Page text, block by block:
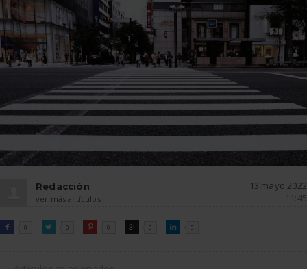
Redacción
ver más artículos
13 mayo 2022
11:45

FACEBOOK
0 
TWITTER0 
PINTEREST
0 
GOOGLE0 
LINKEDIN
0